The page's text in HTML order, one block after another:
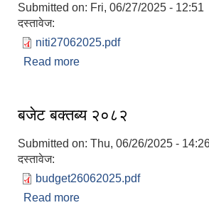
Submitted on: Fri, 06/27/2025 - 12:51
दस्तावेज:
niti27062025.pdf
Read more
बजेट बक्तब्य २०८२
Submitted on: Thu, 06/26/2025 -
दस्तावेज:
budget26062025.pdf
Read more